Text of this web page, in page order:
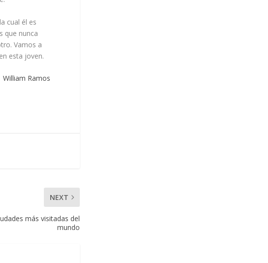
cual él es
que nunca
Vamos a
esta joven.
William Ramos
NEXT
más visitadas del
mundo